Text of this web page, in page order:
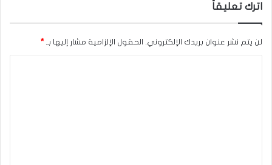
اترك تعليقاً
لن يتم نشر عنوان بريدك الإلكتروني. الحقول الإلزامية مشار إليها بـ *